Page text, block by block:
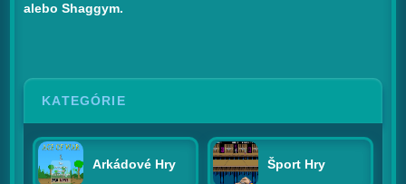
alebo Shaggym.
KATEGÓRIE
Arkádové Hry Šport Hry